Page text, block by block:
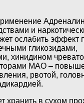
и
ослабить эффект
гликозидами,
хинидином
МАО –
рвотой,
хранить в сухом